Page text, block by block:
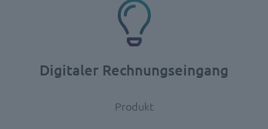
Digitaler Rechnungseingang
Produkt